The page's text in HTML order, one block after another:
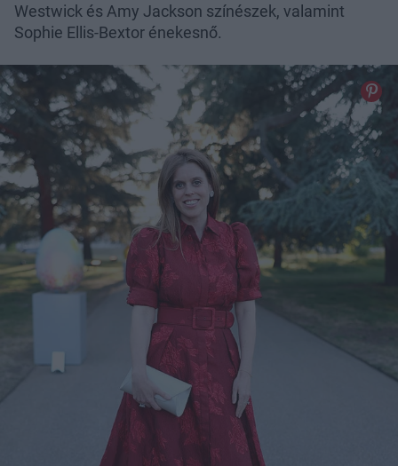
Westwick és Amy Jackson színészek, valamint
Sophie Ellis-Bextor énekesnő.